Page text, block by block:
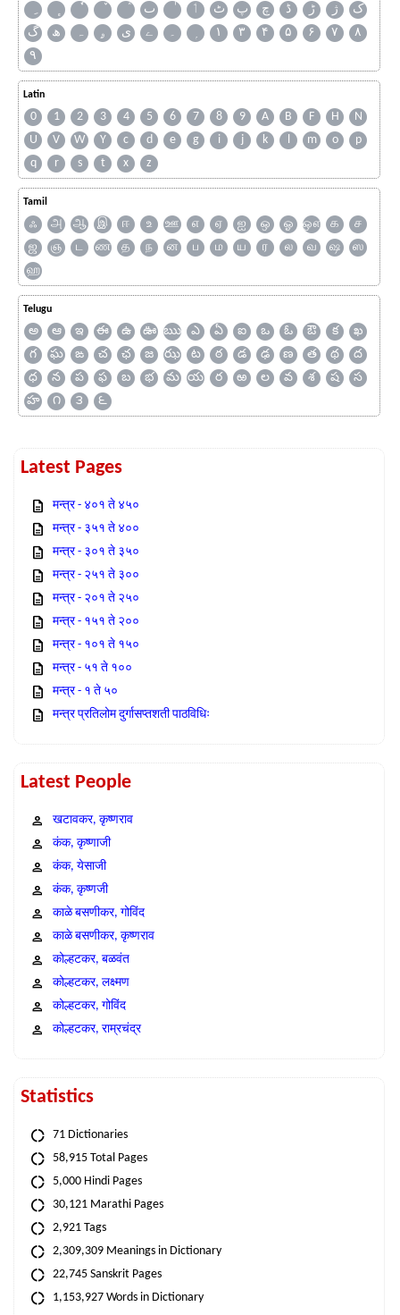
ٮ
ٲ ٹ پ چ ڈ ڑ ژ
ک
گ
ھ ہ ۄ ی ے ۔ ۱ ۳ ۴ ۵ ۶ ۷
۸
۹
Latin
0 1 2 3 4 5 6 7 8 9 A B F H
N
U
V W Y c d e g i j k l m o
p
q
r s t x z
Tamil
ஃ அ ஆ இ ஈ உ ஊ எ ஏ ஐ ஒ ஓ ஔ க
ச
ஜ
ஞ ட ண த ந ன ப ம ய ர ல வ ஷ
ஸ
ஹ
Telugu
అ ఆ ఇ ఈ ఉ ఊ ఋ ఎ ఏ ఐ ఒ ఓ ఔ క
ఖ
గ
ఘ ఙ చ ఛ జ ఝ ట ఠ డ ఢ ణ త థ
ద
ధ
న ప ఫ బ భ మ య ర ఱ ల వ శ ష
స
హ
౧ ౩ ౬
Latest Pages
मन्त्र - ४०१ ते ४५०
मन्त्र - ३५१ ते ४००
मन्त्र - ३०१ ते ३५०
मन्त्र - २५१ ते ३००
मन्त्र - २०१ ते २५०
मन्त्र - १५१ ते २००
मन्त्र - १०१ ते १५०
मन्त्र - ५१ ते १००
मन्त्र - १ ते ५०
मन्त्र प्रतिलोम दुर्गासप्तशती पाठविधिः
Latest People
खटावकर, कृष्णराव
कंक, कृष्णाजी
कंक, येसाजी
कंक, कृष्णजी
काळे बसणीकर, गोविंद
काळे बसणीकर, कृष्णराव
कोल्हटकर, बळवंत
कोल्हटकर, लक्ष्मण
कोल्हटकर, गोविंद
कोल्हटकर, राम्रचंद्र
Statistics
71 Dictionaries
58,915 Total Pages
5,000 Hindi Pages
30,121 Marathi Pages
2,921 Tags
2,309,309 Meanings in Dictionary
22,745 Sanskrit Pages
1,153,927 Words in Dictionary